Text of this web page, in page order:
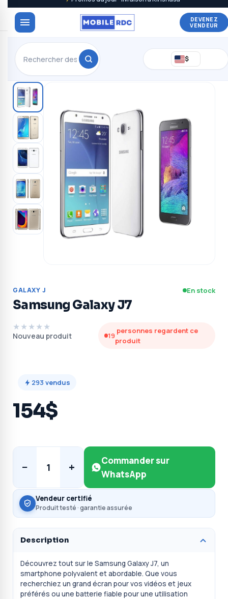
DEVENEZ
VENDEUR
$
GALAXY J En stock
Samsung Galaxy J7
★★★★★
Nouveau produit 19
personnes regardent ce
produit
293vendus
154$
− 1 +
Commander sur
WhatsApp
Vendeur certifié
Produit testé · garantie assurée
Description
Découvrez tout sur le Samsung Galaxy J7, un
smartphone polyvalent et abordable. Que vous
recherchiez un grand écran pour vos vidéos et jeux
préférés ou une batterie fiable pour une utilisation